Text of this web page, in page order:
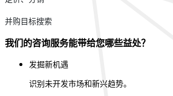
并购目标搜索
我们的咨询服务能带给您哪些益处？
发掘新机遇
识别未开发市场和新兴趋势。